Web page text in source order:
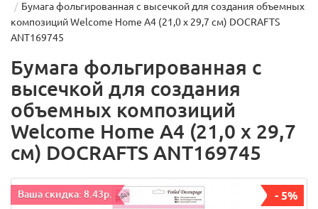
Бумага фольгированная с высечкой для создания объемных
композиций Welcome Home А4 (21,0 х 29,7 см) DOCRAFTS
ANT169745
Бумага фольгированная с
высечкой для создания
объемных композиций
Welcome Home А4 (21,0 х 29,7
см) DOCRAFTS ANT169745
Ваша скидка: 8.43р. - 5%